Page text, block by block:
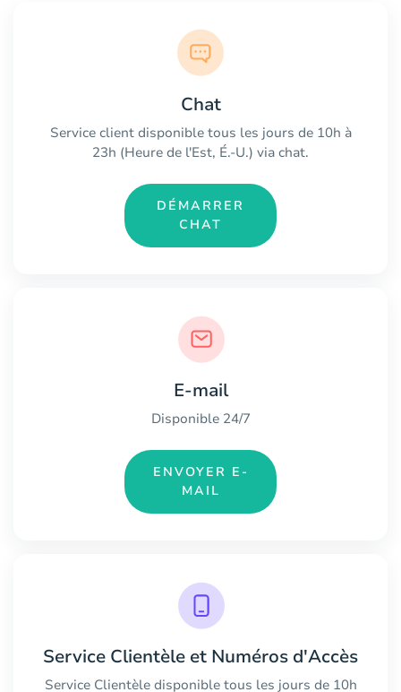
Chat
Service client disponible tous les jours de 10h à
23h (Heure de l'Est, É.-U.) via chat.
DÉMARRER
CHAT
E-mail
Disponible 24/7
ENVOYER E-
MAIL
Service Clientèle et Numéros d'Accès
Service Clientèle disponible tous les jours de 10h